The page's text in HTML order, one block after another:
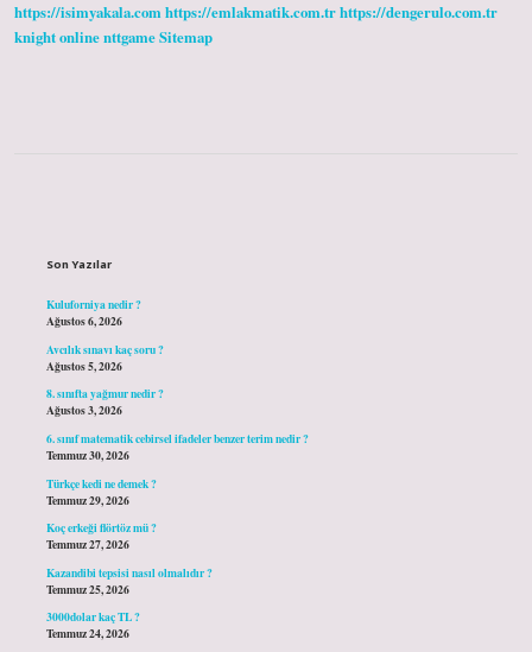
https://isimyakala.comhttps://emlakmatik.com.trhttps://dengerulo.com.tr
knight onlinenttgameSitemap
Son Yazılar
Kuluforniya nedir ?
Ağustos 6, 2026
Avcılık sınavı kaç soru ?
Ağustos 5, 2026
8. sınıfta yağmur nedir ?
Ağustos 3, 2026
6. sınıf matematik cebirsel ifadeler benzer terim nedir ?
Temmuz 30, 2026
Türkçe kedi ne demek ?
Temmuz 29, 2026
Koç erkeği flörtöz mü ?
Temmuz 27, 2026
Kazandibi tepsisi nasıl olmalıdır ?
Temmuz 25, 2026
3000dolar kaç TL ?
Temmuz 24, 2026